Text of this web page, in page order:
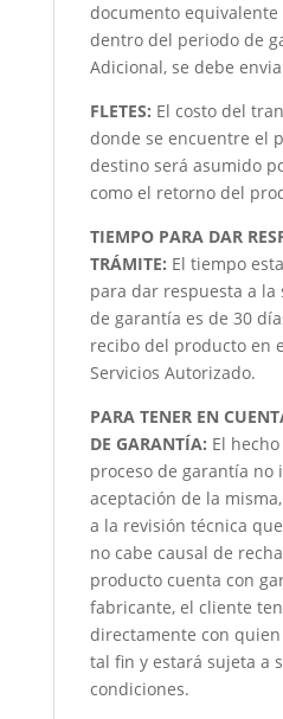
documento
dentro del periodo de
Adicional, se debe
FLETES: El costo del
donde se encuentre el
destino será asumido
como el retorno del
TIEMPO PARA DAR
TRÁMITE: El tiempo
para dar respuesta a
de garantía es de 30
recibo del producto en
Servicios Autorizado.
PARA TENER EN
DE GARANTÍA: El
proceso de garantía no
aceptación de la
a la revisión técnica
no cabe causal de
producto cuenta con
fabricante, el cliente
directamente con
tal fin y estará sujeta a
condiciones.